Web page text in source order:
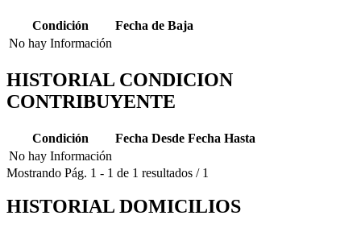
Condición
Fecha de Baja
No hay Información
HISTORIAL CONDICION
CONTRIBUYENTE
Condición Fecha Desde Fecha Hasta
No hay Información
Mostrando Pág. 1 - 1 de 1 resultados / 1
HISTORIAL DOMICILIOS